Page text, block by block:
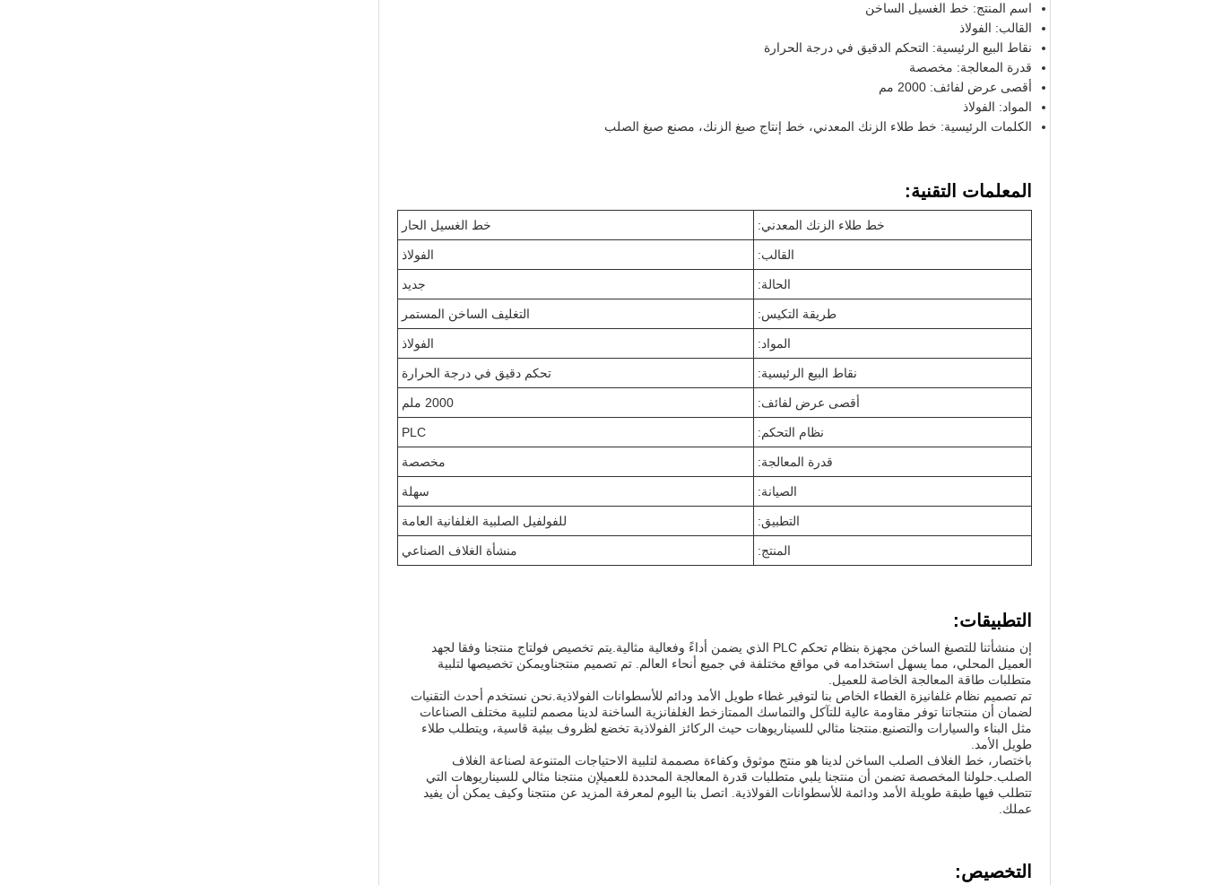
اسم المنتج: خط الغسيل الساخن
القالب: الفولاذ
نقاط البيع الرئيسية: التحكم الدقيق في درجة الحرارة
قدرة المعالجة: مخصصة
أقصى عرض لفائف: 2000 مم
المواد: الفولاذ
الكلمات الرئيسية: خط طلاء الزنك المعدني، خط إنتاج صبغ الزنك، مصنع صبغ الصلب
المعلمات التقنية:
خط طلاء الزنك المعدني: خط الغسيل الحار
القالب: الفولاذ
الحالة: جديد
طريقة التكيس: التغليف الساخن المستمر
المواد: الفولاذ
نقاط البيع الرئيسية: تحكم دقيق في درجة الحرارة
أقصى عرض لفائف: 2000 ملم
نظام التحكم: PLC
قدرة المعالجة: مخصصة
الصيانة: سهلة
التطبيق: للفولفيل الصلبية الغلفانية العامة
المنتج: منشأة الغلاف الصناعي
التطبيقات:
إن منشأتنا للتصبغ الساخن مجهزة بنظام تحكم PLC الذي يضمن أداءً وفعالية مثالية.يتم تخصيص فولتاج منتجنا وفقا لجهد
العميل المحلي، مما يسهل استخدامه في مواقع مختلفة في جميع أنحاء العالم. تم تصميم منتجناويمكن تخصيصها لتلبية
متطلبات طاقة المعالجة الخاصة للعميل.
تم تصميم نظام غلفانيزة الغطاء الخاص بنا لتوفير غطاء طويل الأمد ودائم للأسطوانات الفولاذية.نحن نستخدم أحدث التقنيات
لضمان أن منتجاتنا توفر مقاومة عالية للتآكل والتماسك الممتازخط الغلفانزية الساخنة لدينا مصمم لتلبية مختلف الصناعات
مثل البناء والسيارات والتصنيع.منتجنا مثالي للسيناريوهات حيث الركائز الفولاذية تخضع لظروف بيئية قاسية، ويتطلب طلاء
طويل الأمد.
باختصار، خط الغلاف الصلب الساخن لدينا هو منتج موثوق وكفاءة مصممة لتلبية الاحتياجات المتنوعة لصناعة الغلاف
الصلب.حلولنا المخصصة تضمن أن منتجنا يلبي متطلبات قدرة المعالجة المحددة للعميلإن منتجنا مثالي للسيناريوهات التي
تتطلب فيها طبقة طويلة الأمد ودائمة للأسطوانات الفولاذية. اتصل بنا اليوم لمعرفة المزيد عن منتجنا وكيف يمكن أن يفيد
عملك.
التخصيص: